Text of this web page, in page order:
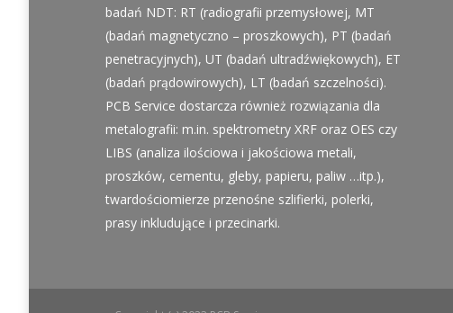
badań NDT: RT (radiografii przemysłowej, MT
(badań magnetyczno – proszkowych), PT (badań
penetracyjnych), UT (badań ultradźwiękowych), ET
(badań prądowirowych), LT (badań szczelności).
PCB Service dostarcza również rozwiązania dla
metalografii: m.in. spektrometry XRF oraz OES czy
LIBS (analiza ilościowa i jakościowa metali,
proszków, cementu, gleby, papieru, paliw …itp.),
twardościomierze przenośne szlifierki, polerki,
prasy inkludujące i przecinarki.